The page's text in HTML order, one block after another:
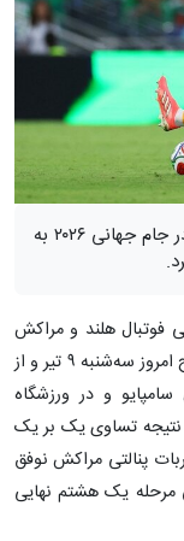
تیم ملی فوتبال مراکش با برتری مقابل هلند در جام جهانی ۲۰۲۶ به
فوتبال هلند و مراکش
در مرحله یک شانزدهم نهایی جام جهانی ۲۰۲۶ صبح امروز سه‌شنبه ۹ تیر و از
سامپایو و در ورزشگاه
نتیجه تساوی یک بر یک
پنالتی مراکش نوفق
راهی مرحله یک هشتم نهایی